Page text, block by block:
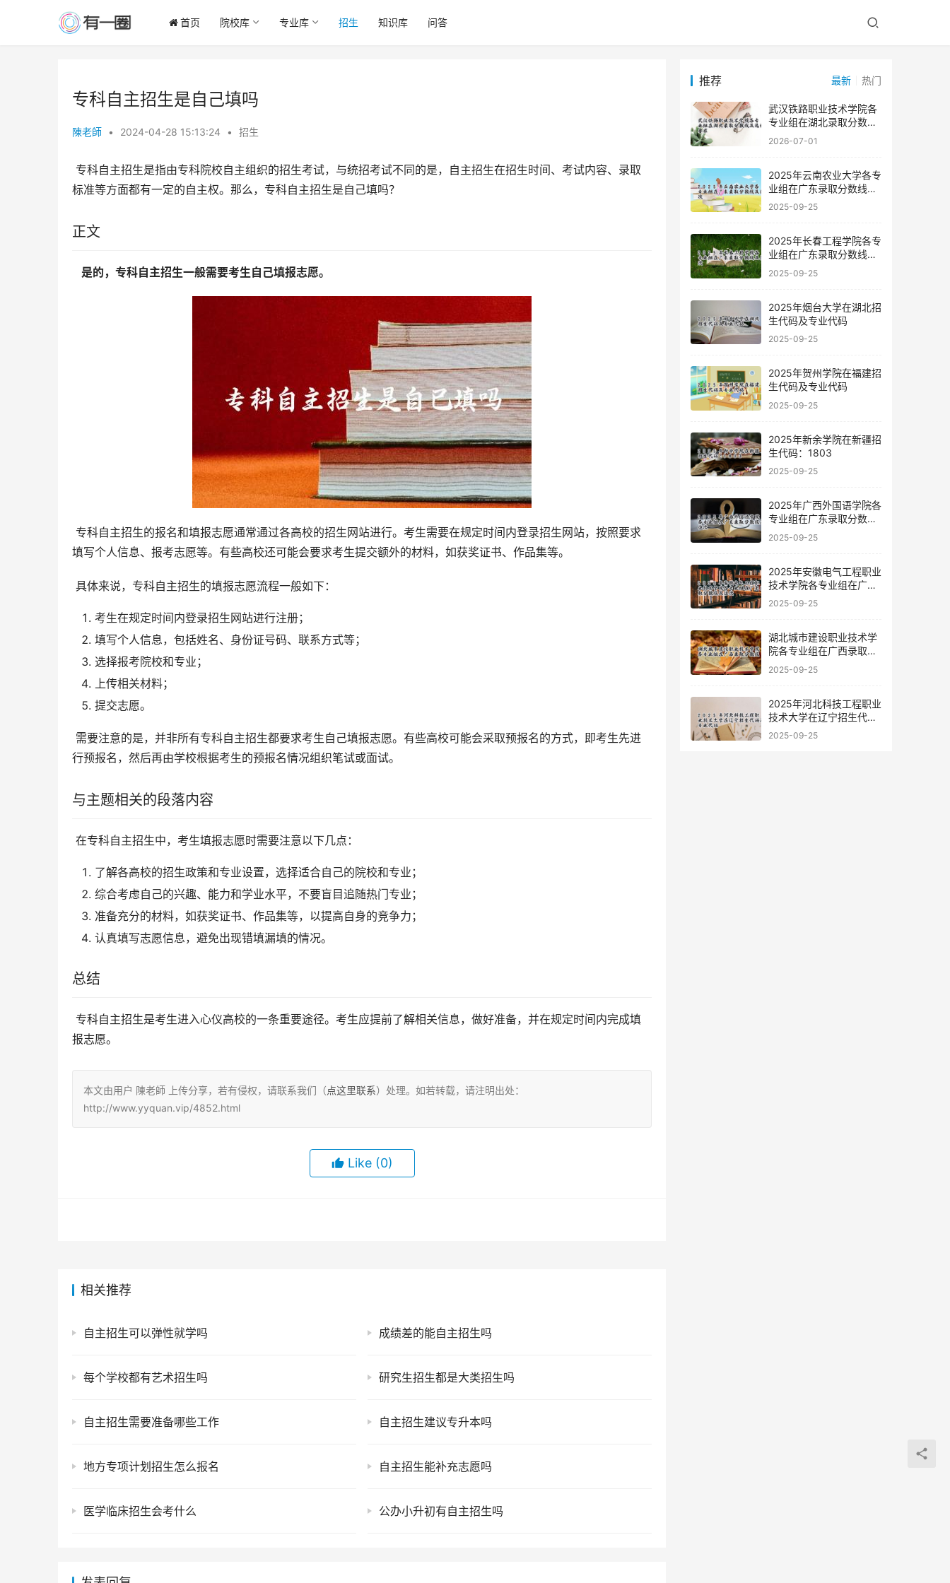
首页 院校库 专业库 招生 知识库 问答
专科自主招生是自己填吗
陳老師 • 2024-04-28 15:13:24 • 招生
标准等方面都有一定的自主权。那么，专科自主招生是自己填吗？
正文
  是的，专科自主招生一般需要考生自己填报志愿。
填写个人信息、报考志愿等。有些高校还可能会要求考生提交额外的材料，如获奖证书、作品集等。
具体来说，专科自主招生的填报志愿流程一般如下：
考生在规定时间内登录招生网站进行注册；
填写个人信息，包括姓名、身份证号码、联系方式等；
选择报考院校和专业；
上传相关材料；
提交志愿。
行预报名，然后再由学校根据考生的预报名情况组织笔试或面试。
与主题相关的段落内容
在专科自主招生中，考生填报志愿时需要注意以下几点：
了解各高校的招生政策和专业设置，选择适合自己的院校和专业；
综合考虑自己的兴趣、能力和学业水平，不要盲目追随热门专业；
准备充分的材料，如获奖证书、作品集等，以提高自身的竞争力；
认真填写志愿信息，避免出现错填漏填的情况。
总结
报志愿。
本文由用户 陳老師 上传分享，若有侵权，请联系我们（点这里联系）处理。如若转载，请注明出处：
http://www.yyquan.vip/4852.html
Like (0)
相关推荐
自主招生可以弹性就学吗 成绩差的能自主招生吗
每个学校都有艺术招生吗 研究生招生都是大类招生吗
自主招生需要准备哪些工作 自主招生建议专升本吗
地方专项计划招生怎么报名 自主招生能补充志愿吗
医学临床招生会考什么 公办小升初有自主招生吗
推荐 最新 热门
武汉铁路职业技术学院各
专业组在湖北录取分数线
及选科要求
2026-07-01
2025年云南农业大学各专
业组在广东录取分数线及
位次
2025-09-25
2025年长春工程学院各专
业组在广东录取分数线及
位次
2025-09-25
2025年烟台大学在湖北招
生代码及专业代码
2025-09-25
2025年贺州学院在福建招
生代码及专业代码
2025-09-25
2025年新余学院在新疆招
生代码：1803
2025-09-25
2025年广西外国语学院各
专业组在广东录取分数线
及位次
2025-09-25
2025年安徽电气工程职业
技术学院各专业组在广东
录取分数线及位次
2025-09-25
湖北城市建设职业技术学
院各专业组在广西录取分
数线
2025-09-25
2025年河北科技工程职业
技术大学在辽宁招生代码
及专业代码
2025-09-25